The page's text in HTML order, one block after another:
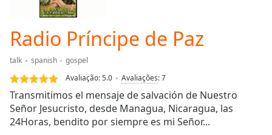
0:00
Duration
-:-
:
0.00%
Stream
TypeLIVE
Seek to
Radio Príncipe de Paz
talk spanish
gospel
Avaliação:5.0 Avaliações:7
Transmitimos el mensaje de salvación de Nuestro
Señor Jesucristo, desde Managua, Nicaragua, las
24Horas, bendito por siempre es mi Señor...